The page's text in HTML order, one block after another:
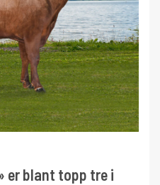
er blant topp tre i